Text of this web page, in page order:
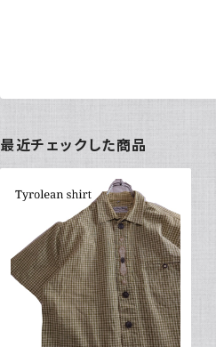
最近チェックした商品